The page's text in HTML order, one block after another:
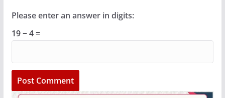
Please enter an answer in digits:
19 − 4 =